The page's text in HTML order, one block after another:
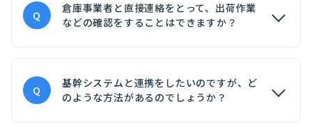
Q
倉庫事業者と直接連絡をとって、出荷作業
などの確認をすることはできますか？
Q
基幹システムと連携をしたいのですが、ど
のような方法があるのでしょうか？